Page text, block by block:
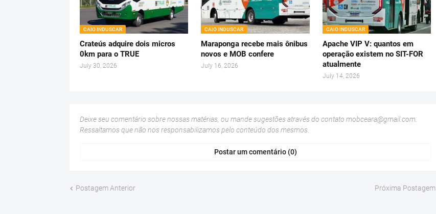
CAIO INDUSCAR
Crateús adquire dois micros
0km para o TRUE
July 30, 2026
CAIO INDUSCAR
Maraponga recebe mais ônibus
novos e MOB confere
July 16, 2026
CAIO INDUSCAR
Apache VIP V: quantos em
operação existem no SIT-FOR
atualmente
July 14, 2026
Deixe seu comentário sobre nossas matérias, ou mande sugestões através do contato mobceara@gmail.com.
Ressaltamos que não nos responsabilizamos pelo conteúdo dos mesmos.
Postar um comentário (0)
Postagem Anterior Próxima Postagem